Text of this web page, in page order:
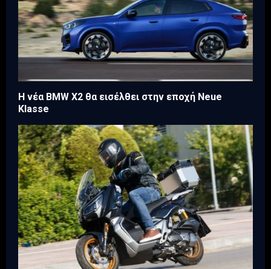
Η νέα BMW X2 θα εισέλθει στην εποχή Neue
Klasse